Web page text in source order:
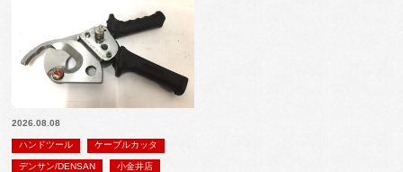
2026.08.08
ハンドツール ケーブルカッタ
デンサン/DENSAN 小金井店